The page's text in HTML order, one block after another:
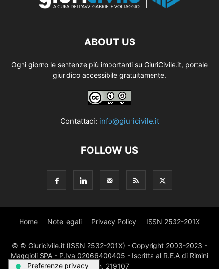
ABOUT US
Ogni giorno le sentenze più importanti su GiuriCivile.it, portale
giuridico accessibile gratuitamente.
Contattaci: info@giuricivile.it
FOLLOW US
Home Note legali Privacy Policy ISSN 2532-201X
© © Giuricivile.it (ISSN 2532-201X) - Copyright 2003-2023 -
Maggioli SPA - P.Iva 02066400405 - Iscritta al R.E.A di Rimini
al n. 219107